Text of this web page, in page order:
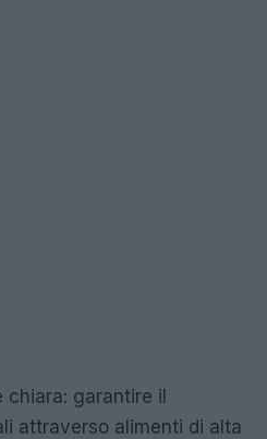
chiara: garantire il
attraverso alimenti di alta